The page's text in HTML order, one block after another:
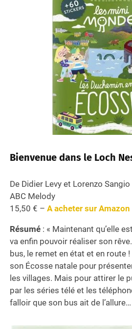
Bienvenue dans le Loch
De Didier Levy et Lorenzo Sangio
ABC Melody
15,50 € – A acheter sur Amazon
Résumé : « Maintenant qu’elle
va enfin pouvoir réaliser son
bus, le remet en état et en route
son Écosse natale pour
les villages. Mais pour attirer le
par les séries télé et les
falloir que son bus ait de l’allure…